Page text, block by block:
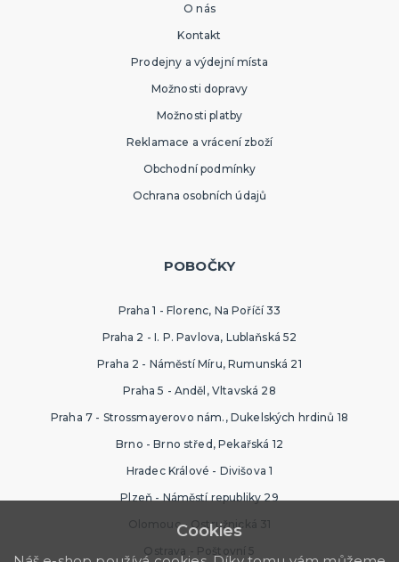
O nás
Kontakt
Prodejny a výdejní místa
Možnosti dopravy
Možnosti platby
Reklamace a vrácení zboží
Obchodní podmínky
Ochrana osobních údajů
POBOČKY
Praha 1 - Florenc, Na Poříčí 33
Praha 2 - I. P. Pavlova, Lublaňská 52
Praha 2 - Náměstí Míru, Rumunská 21
Praha 5 - Anděl, Vltavská 28
Praha 7 - Strossmayerovo nám., Dukelských hrdinů 18
Brno - Brno střed, Pekařská 12
Hradec Králové - Divišova 1
Plzeň - Náměstí republiky 29
Olomouc - Ostružnická 31
Ostrava - Poštovní 5
Cookies